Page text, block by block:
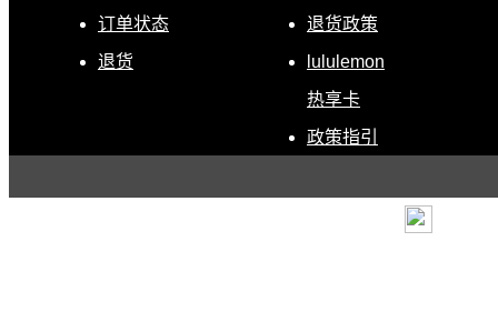
订单状态
退货
退货政策
lululemon
热享卡
政策指引